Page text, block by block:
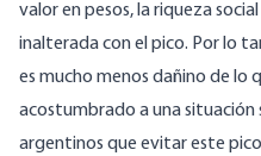
valor en pesos, la riqueza
inalterada con el pico. Por lo
es mucho menos dañino de lo
acostumbrado a una situación
argentinos que evitar este